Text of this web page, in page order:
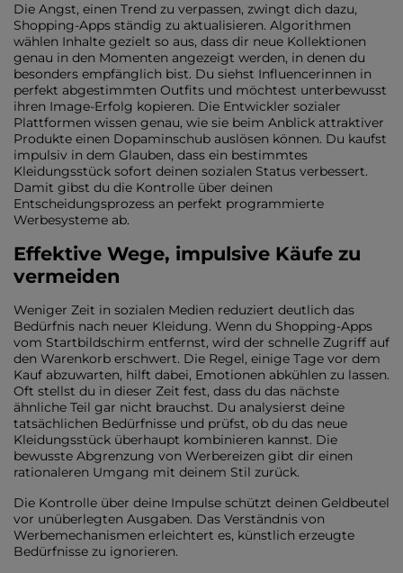
Die Angst, einen Trend zu verpassen, zwingt dich dazu,
Shopping-Apps ständig zu aktualisieren. Algorithmen
wählen Inhalte gezielt so aus, dass dir neue Kollektionen
genau in den Momenten angezeigt werden, in denen du
besonders empfänglich bist. Du siehst Influencerinnen in
perfekt abgestimmten Outfits und möchtest unterbewusst
ihren Image-Erfolg kopieren. Die Entwickler sozialer
Plattformen wissen genau, wie sie beim Anblick attraktiver
Produkte einen Dopaminschub auslösen können. Du kaufst
impulsiv in dem Glauben, dass ein bestimmtes
Kleidungsstück sofort deinen sozialen Status verbessert.
Damit gibst du die Kontrolle über deinen
Entscheidungsprozess an perfekt programmierte
Werbesysteme ab.
Effektive Wege, impulsive Käufe zu
vermeiden
Weniger Zeit in sozialen Medien reduziert deutlich das
Bedürfnis nach neuer Kleidung. Wenn du Shopping-Apps
vom Startbildschirm entfernst, wird der schnelle Zugriff auf
den Warenkorb erschwert. Die Regel, einige Tage vor dem
Kauf abzuwarten, hilft dabei, Emotionen abkühlen zu lassen.
Oft stellst du in dieser Zeit fest, dass du das nächste
ähnliche Teil gar nicht brauchst. Du analysierst deine
tatsächlichen Bedürfnisse und prüfst, ob du das neue
Kleidungsstück überhaupt kombinieren kannst. Die
bewusste Abgrenzung von Werbereizen gibt dir einen
rationaleren Umgang mit deinem Stil zurück.
Die Kontrolle über deine Impulse schützt deinen Geldbeutel
vor unüberlegten Ausgaben. Das Verständnis von
Werbemechanismen erleichtert es, künstlich erzeugte
Bedürfnisse zu ignorieren.